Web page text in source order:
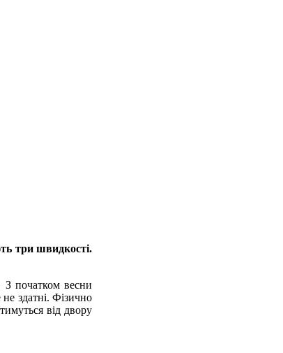
три швидкості.
З початком весни
здатні. Фізично
від двору